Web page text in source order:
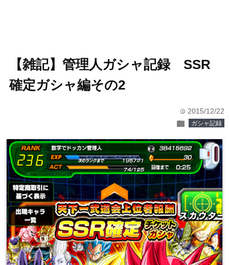
【雑記】管理人ガシャ記録 SSR
確定ガシャ編その2
time 2015/12/22
folder ガシャ記録